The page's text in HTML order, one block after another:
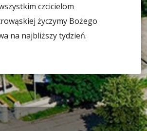
czcicielom
życzymy Bożego
na najbliższy tydzień.